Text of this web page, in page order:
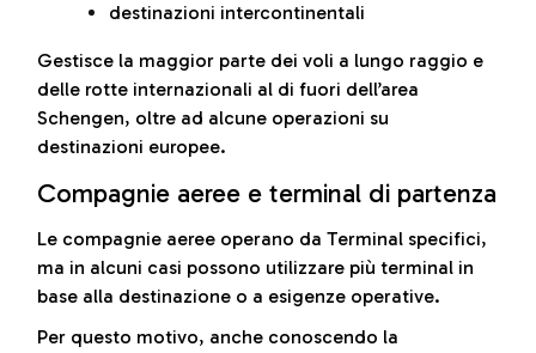
destinazioni intercontinentali
Gestisce la maggior parte dei voli a lungo raggio e
delle rotte internazionali al di fuori dell’area
Schengen, oltre ad alcune operazioni su
destinazioni europee.
Compagnie aeree e terminal di partenza
Le compagnie aeree operano da Terminal specifici,
ma in alcuni casi possono utilizzare più terminal in
base alla destinazione o a esigenze operative.
Per questo motivo, anche conoscendo la